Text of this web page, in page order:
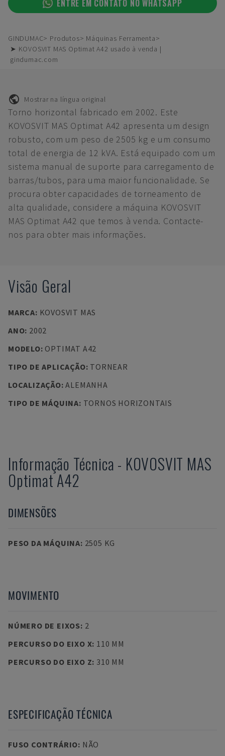
ENTRE EM CONTATO NO WHATSAPP
GINDUMAC Produtos
Máquinas Ferramenta
➤ KOVOSVIT MAS Optimat A42 usado à venda |
gindumac.com
Mostrar na língua original
Torno horizontal fabricado em 2002. Este
KOVOSVIT MAS Optimat A42 apresenta um design
robusto, com um peso de 2505 kg e um consumo
total de energia de 12 kVA. Está equipado com um
sistema manual de suporte para carregamento de
barras/tubos, para uma maior funcionalidade. Se
procura obter capacidades de torneamento de
alta qualidade, considere a máquina KOVOSVIT
MAS Optimat A42 que temos à venda. Contacte-
nos para obter mais informações.
Visão Geral
MARCA: KOVOSVIT MAS
ANO: 2002
MODELO: OPTIMAT A42
TIPO DE APLICAÇÃO: TORNEAR
LOCALIZAÇÃO:ALEMANHA
TIPO DE MÁQUINA: TORNOS HORIZONTAIS
Informação Técnica - KOVOSVIT MAS
Optimat A42
DIMENSÕES
PESO DA MÁQUINA: 2505 KG
MOVIMENTO
NÚMERO DE EIXOS: 2
PERCURSO DO EIXO X: 110 MM
PERCURSO DO EIXO Z: 310 MM
ESPECIFICAÇÃO TÉCNICA
FUSO CONTRÁRIO: NÃO